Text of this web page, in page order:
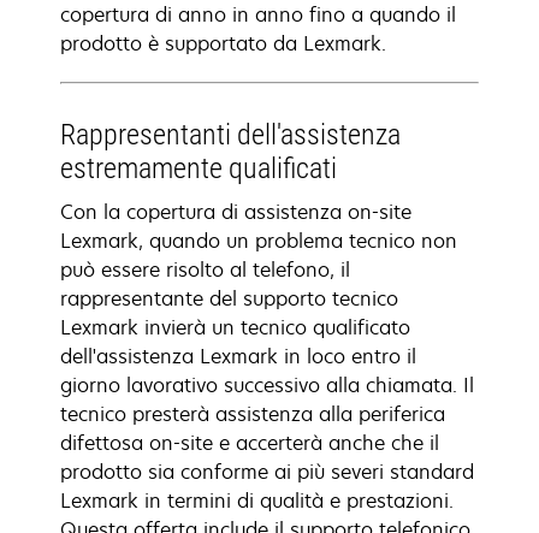
copertura di anno in anno fino a quando il
prodotto è supportato da Lexmark.
Rappresentanti dell'assistenza
estremamente qualificati
Con la copertura di assistenza on-site
Lexmark, quando un problema tecnico non
può essere risolto al telefono, il
rappresentante del supporto tecnico
Lexmark invierà un tecnico qualificato
dell'assistenza Lexmark in loco entro il
giorno lavorativo successivo alla chiamata. Il
tecnico presterà assistenza alla periferica
difettosa on-site e accerterà anche che il
prodotto sia conforme ai più severi standard
Lexmark in termini di qualità e prestazioni.